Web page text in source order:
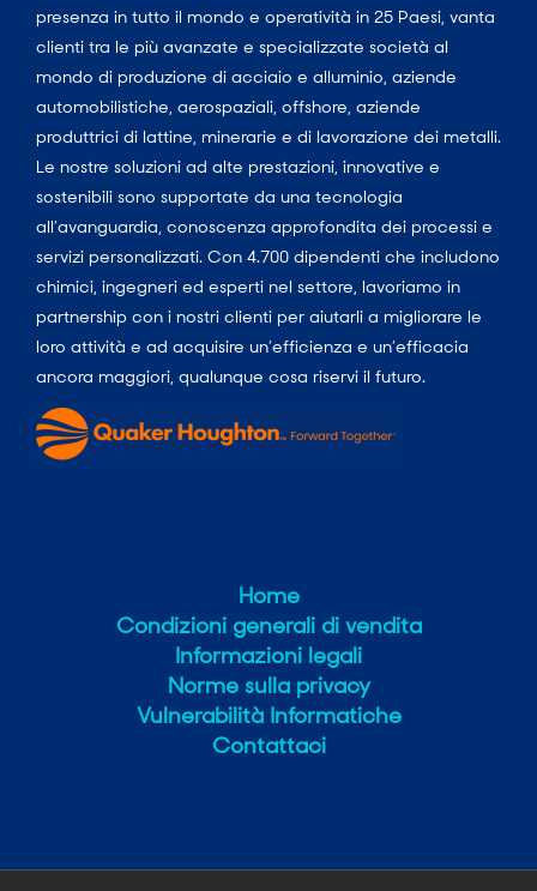
presenza in tutto il mondo e operatività in 25 Paesi, vanta
clienti tra le più avanzate e specializzate società al
mondo di produzione di acciaio e alluminio, aziende
automobilistiche, aerospaziali, offshore, aziende
produttrici di lattine, minerarie e di lavorazione dei metalli.
Le nostre soluzioni ad alte prestazioni, innovative e
sostenibili sono supportate da una tecnologia
all’avanguardia, conoscenza approfondita dei processi e
servizi personalizzati. Con 4.700 dipendenti che includono
chimici, ingegneri ed esperti nel settore, lavoriamo in
partnership con i nostri clienti per aiutarli a migliorare le
loro attività e ad acquisire un’efficienza e un’efficacia
ancora maggiori, qualunque cosa riservi il futuro.
Home
Condizioni generali di vendita
Informazioni legali
Norme sulla privacy
Vulnerabilità Informatiche
Contattaci